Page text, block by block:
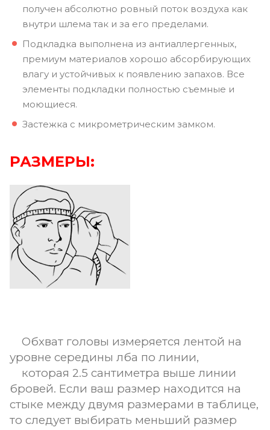
получен абсолютно ровный поток воздуха как
внутри шлема так и за его пределами.
Подкладка выполнена из антиаллергенных,
премиум материалов хорошо абсорбирующих
влагу и устойчивых к появлению запахов. Все
элементы подкладки полностью съемные и
моющиеся.
Застежка с микрометрическим замком.
РАЗМЕРЫ:
Обхват головы измеряется лентой на
уровне середины лба по линии,
которая 2.5 сантиметра выше линии
бровей. Если ваш размер находится на
стыке между двумя размерами в таблице,
то следует выбирать меньший размер